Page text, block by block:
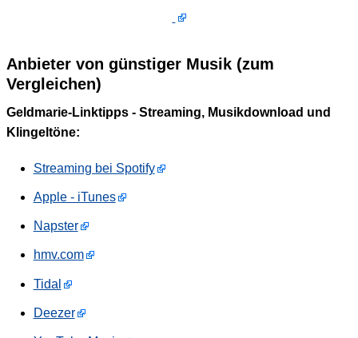
Anbieter von günstiger Musik (zum
Vergleichen)
Geldmarie-Linktipps - Streaming, Musikdownload und
Klingeltöne:
Streaming bei Spotify
Apple - iTunes
Napster
hmv.com
Tidal
Deezer